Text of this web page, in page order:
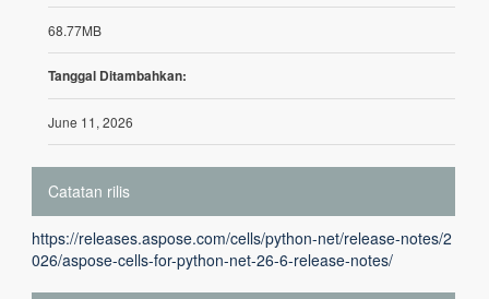
68.77MB
Tanggal Ditambahkan:
June 11, 2026
Catatan rilis
https://releases.aspose.com/cells/python-net/release-notes/2
026/aspose-cells-for-python-net-26-6-release-notes/